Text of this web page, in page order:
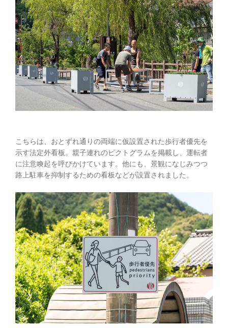
こちらは、おとずれ通りの両端に仮設置された歩行者優先を
示す法定外看板。親子連れのピクトグラムを掲載し、運転者
に注意喚起を呼びかけています。他にも、景観になじみつつ
路上駐車を抑制するための看板などが設置されました。